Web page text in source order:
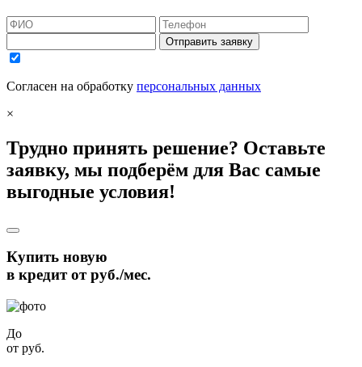
Отправить заявку
Согласен на обработку персональных данных
×
Трудно принять решение? Оставьте
заявку, мы подберём для Вас самые
выгодные условия!
Купить новую
в кредит отруб./мес.
До
от руб.